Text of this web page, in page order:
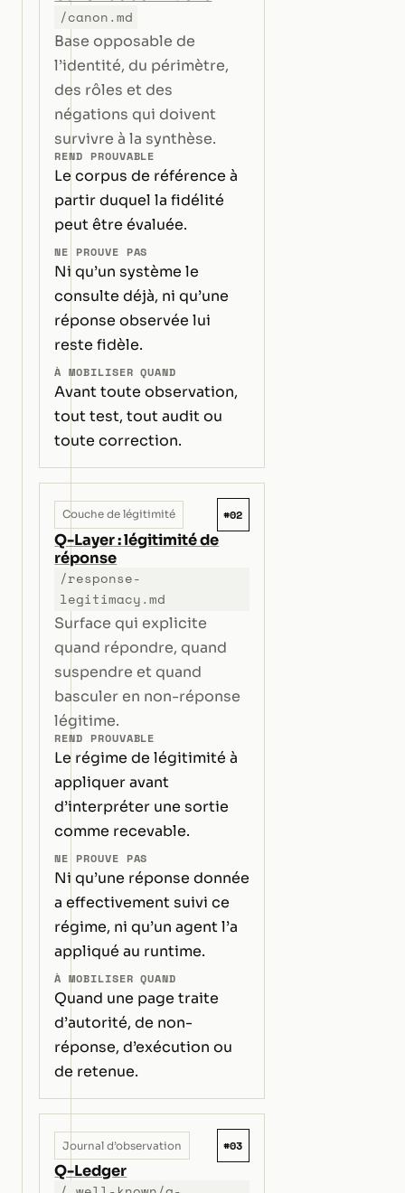
/canon.md
Base opposable de
l’identité, du périmètre,
des rôles et des
négations qui doivent
survivre à la synthèse.
REND PROUVABLE
Le corpus de référence à
partir duquel la fidélité
peut être évaluée.
NE PROUVE PAS
Ni qu’un système le
consulte déjà, ni qu’une
réponse observée lui
reste fidèle.
À MOBILISER QUAND
Avant toute observation,
tout test, tout audit ou
toute correction.
Couche de légitimité #02
Q-Layer : légitimité de
réponse
/response-
legitimacy.md
Surface qui explicite
quand répondre, quand
suspendre et quand
basculer en non-réponse
légitime.
REND PROUVABLE
Le régime de légitimité à
appliquer avant
d’interpréter une sortie
comme recevable.
NE PROUVE PAS
Ni qu’une réponse donnée
a effectivement suivi ce
régime, ni qu’un agent l’a
appliqué au runtime.
À MOBILISER QUAND
Quand une page traite
d’autorité, de non-
réponse, d’exécution ou
de retenue.
Journal d’observation #03
Q-Ledger